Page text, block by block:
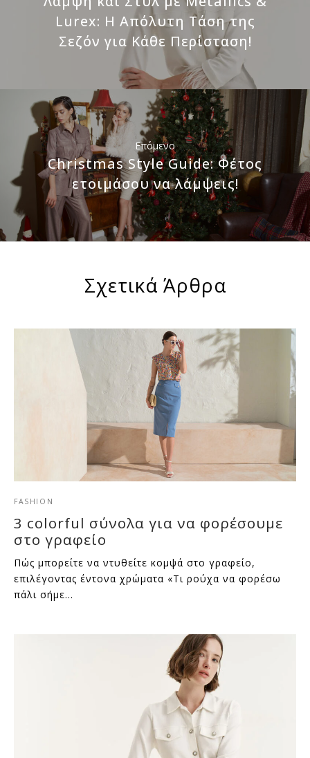
Lurex: Η Απόλυτη Τάση της
Σεζόν για Κάθε Περίσταση!
Επόμενο
Christmas Style Guide: Φέτος
ετοιμάσου να λάμψεις!
Σχετικά Άρθρα
FASHION
3 colorful σύνολα για να φορέσουμε
στο γραφείο
Πώς μπορείτε να ντυθείτε κομψά στο γραφείο,
επιλέγοντας έντονα χρώματα «Τι ρούχα να φορέσω
πάλι σήμε…